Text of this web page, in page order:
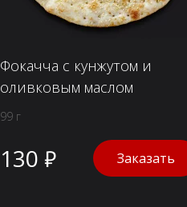
Фокачча с кунжутом и
оливковым маслом
99 г
130 ₽ Заказать